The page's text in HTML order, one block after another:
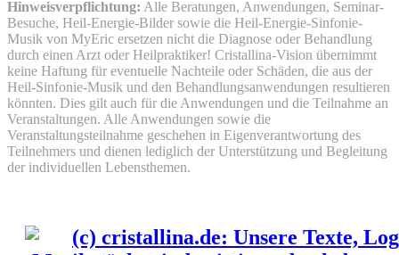
Hinweisverpflichtung: Alle Beratungen, Anwendungen, Seminar-
Besuche, Heil-Energie-Bilder sowie die Heil-Energie-Sinfonie-
Musik von MyEric ersetzen nicht die Diagnose oder Behandlung
durch einen Arzt oder Heilpraktiker! Cristallina-Vision übernimmt
keine Haftung für eventuelle Nachteile oder Schäden, die aus der
Heil-Sinfonie-Musik und den Behandlungsanwendungen resultieren
könnten. Dies gilt auch für die Anwendungen und die Teilnahme an
Veranstaltungen. Alle Anwendungen sowie die
Veranstaltungsteilnahme geschehen in Eigenverantwortung des
Teilnehmers und dienen lediglich der Unterstützung und Begleitung
der individuellen Lebensthemen.